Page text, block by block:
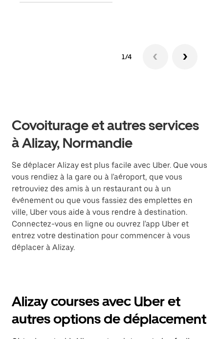
1/4
Covoiturage et autres services
à Alizay, Normandie
Se déplacer Alizay est plus facile avec Uber. Que vous
vous rendiez à la gare ou à l'aéroport, que vous
retrouviez des amis à un restaurant ou à un
événement ou que vous fassiez des emplettes en
ville, Uber vous aide à vous rendre à destination.
Connectez-vous en ligne ou ouvrez l'app Uber et
entrez votre destination pour commencer à vous
déplacer à Alizay.
Alizay courses avec Uber et
autres options de déplacement